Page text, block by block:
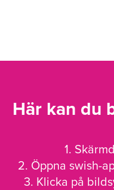
Här kan du
1.
2. Öppna swish-
3. Klicka på